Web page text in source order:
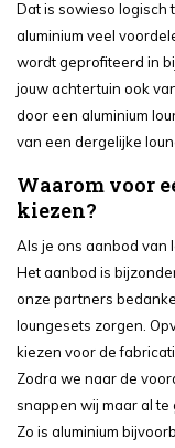
Dat is sowieso logisch
aluminium veel
wordt geprofiteerd in
jouw achtertuin ook
door een aluminium
van een dergelijke
Waarom voor
kiezen?
Als je ons aanbod van
Het aanbod is
onze partners
loungesets zorgen.
kiezen voor de
Zodra we naar de
snappen wij maar al
Zo is aluminium